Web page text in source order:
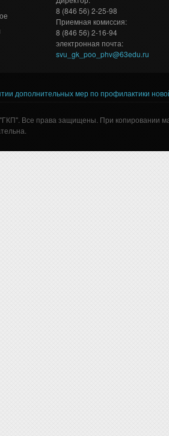
8 (846 56) 2-25-98
Приемная комиссия:
8 (846 56) 2-16-94
электронная почта:
svu_gk_poo_phv@63edu.ru
дополнительных мер по профилактики
Все права защищены. При копировании